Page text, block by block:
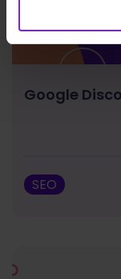
Google
SEO